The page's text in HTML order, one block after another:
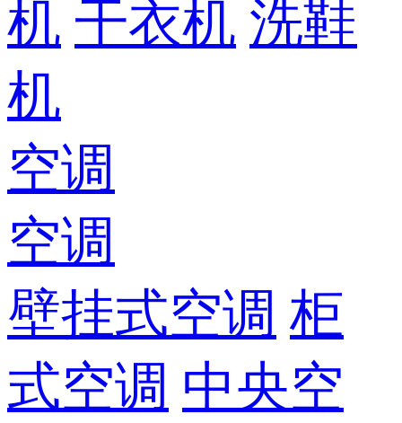
机 干衣机 洗鞋
机
空调
空调
壁挂式空调 柜
式空调 中央空